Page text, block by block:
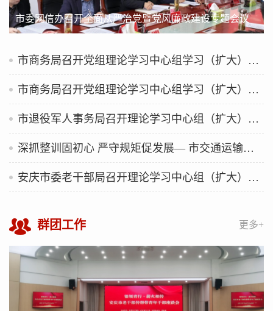
市委网信办召开全面从严治党暨党风廉政建设专题会议
市商务局召开党组理论学习中心组学习（扩大）会议
市商务局召开党组理论学习中心组学习（扩大）会议
市退役军人事务局召开理论学习中心组（扩大）学习会
深抓整训固初心 严守规矩促发展— 市交通运输局召开法治专题授课暨执法大队长政治整训大会
安庆市委老干部局召开理论学习中心组（扩大）会议传达学习习近平党建思想
群团工作 更多+